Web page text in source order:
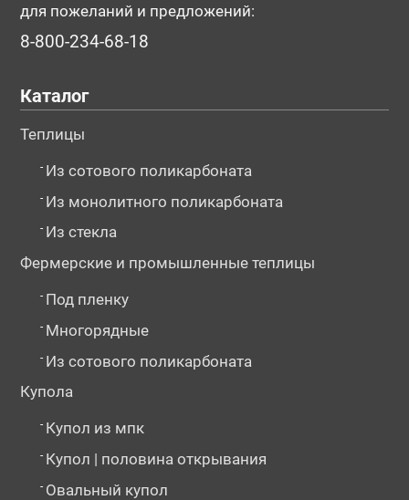
для пожеланий и предложений:
8-800-234-68-18
Каталог
Теплицы
- Из сотового поликарбоната
- Из монолитного поликарбоната
- Из стекла
Фермерские и промышленные теплицы
- Под пленку
- Многорядные
- Из сотового поликарбоната
Купола
- Купол из мпк
- Купол | половина открывания
- Овальный купол